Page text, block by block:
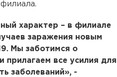
характер – в филиале
заражения новым
Мы заботимся о
прилагаем все усилия для
заболеваний», -